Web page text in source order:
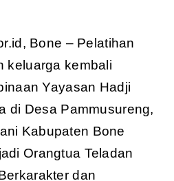
Bone – Pelatihan
keluarga kembali
Yayasan Hadji
di Desa Pammusureng,
Kabupaten Bone
Orangtua Teladan
dan